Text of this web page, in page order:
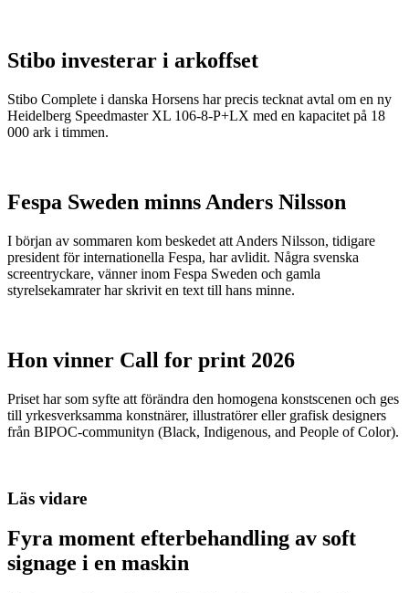
Stibo investerar i arkoffset
Stibo Complete i danska Horsens har precis tecknat avtal om en ny
Heidelberg Speedmaster XL 106-8-P+LX med en kapacitet på 18
000 ark i timmen.
Fespa Sweden minns Anders Nilsson
I början av sommaren kom beskedet att Anders Nilsson, tidigare
president för internationella Fespa, har avlidit. Några svenska
screentryckare, vänner inom Fespa Sweden och gamla
styrelsekamrater har skrivit en text till hans minne.
Hon vinner Call for print 2026
Priset har som syfte att förändra den homogena konstscenen och ges
till yrkesverksamma konstnärer, illustratörer eller grafisk designers
från BIPOC-communityn (Black, Indigenous, and People of Color).
Läs vidare
Fyra moment efterbehandling av soft
signage i en maskin